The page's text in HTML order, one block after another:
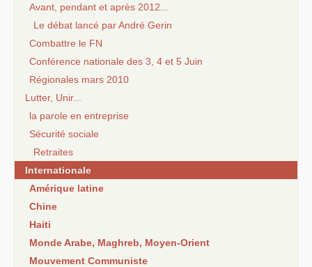
Avant, pendant et après 2012...
Le débat lancé par André Gerin
Combattre le FN
Conférence nationale des 3, 4 et 5 Juin
Régionales mars 2010
Lutter, Unir...
la parole en entreprise
Sécurité sociale
Retraites
Internationale
Amérique latine
Chine
Haiti
Monde Arabe, Maghreb, Moyen-Orient
Mouvement Communiste